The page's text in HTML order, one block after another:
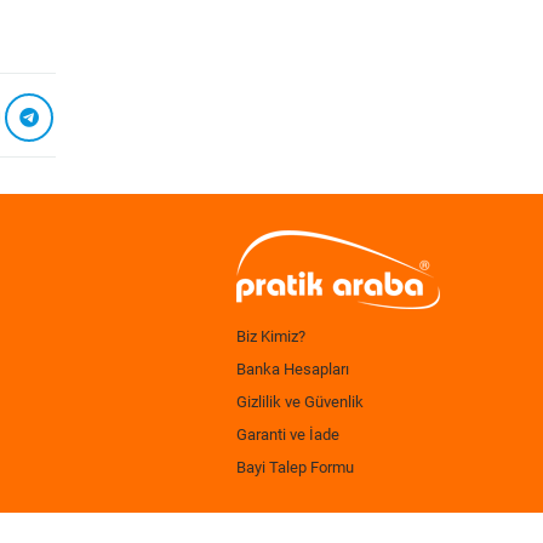
Biz Kimiz?
Banka Hesapları
Gizlilik ve Güvenlik
Garanti ve İade
Bayi Talep Formu